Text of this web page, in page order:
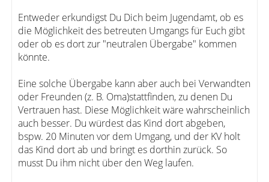
Entweder erkundigst Du Dich beim Jugendamt, ob es
die Möglichkeit des betreuten Umgangs für Euch gibt
oder ob es dort zur "neutralen Übergabe" kommen
könnte.
Eine solche Übergabe kann aber auch bei Verwandten
oder Freunden (z. B. Oma)stattfinden, zu denen Du
Vertrauen hast. Diese Möglichkeit wäre wahrscheinlich
auch besser. Du würdest das Kind dort abgeben,
bspw. 20 Minuten vor dem Umgang, und der KV holt
das Kind dort ab und bringt es dorthin zurück. So
musst Du ihm nicht über den Weg laufen.